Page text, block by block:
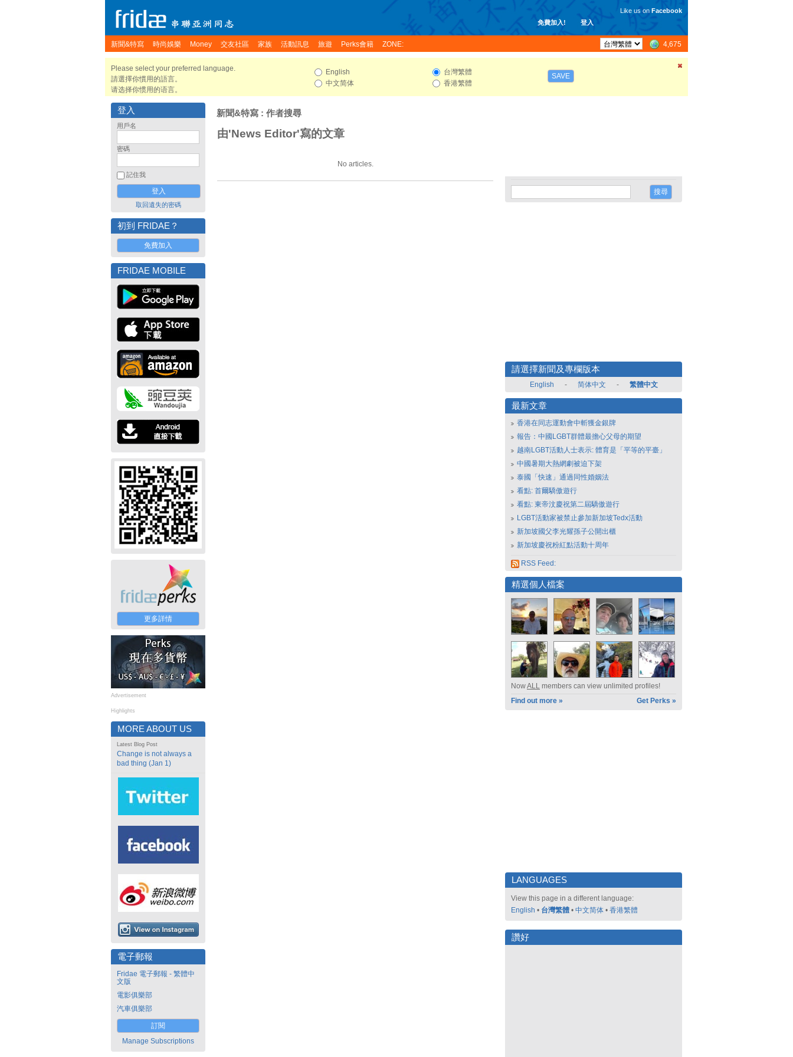
免費加入! 登入
Like us on Facebook
新聞&特寫 時尚娛樂 Money 交友社區 家族 活動訊息 旅遊 Perks會籍 ZONE: 4,675
Please select your preferred language.
請選擇你慣用的語言。
请选择你惯用的语言。
English
中文简体
台灣繁體
香港繁體
SAVE
登入
用戶名
密碼
記住我
取回遺失的密碼
初到 FRIDAE？
免費加入
FRIDAE MOBILE
更多詳情
Advertisement
Highlights
MORE ABOUT US
Latest Blog Post
Change is not always a
bad thing (Jan 1)
電子郵報
Fridae 電子郵報 - 繁體中
文版
電影俱樂部
汽車俱樂部
訂閱
Manage Subscriptions
新聞&特寫 : 作者搜尋
由'News Editor'寫的文章
No articles.
請選擇新聞及專欄版本
English - 简体中文 - 繁體中文
最新文章
香港在同志運動會中斬獲金銀牌
報告：中國LGBT群體最擔心父母的期望
越南LGBT活動人士表示: 體育是「平等的平臺」
中國暑期大熱網劇被迫下架
泰國「快速」通過同性婚姻法
看點: 首爾驕傲遊行
看點: 東帝汶慶祝第二屆驕傲遊行
LGBT活動家被禁止參加新加坡Tedx活動
新加坡國父李光耀孫子公開出櫃
新加坡慶祝粉紅點活動十周年
RSS Feed:
精選個人檔案
NowALL members can view unlimited profiles!
Find out more »
Get Perks »
LANGUAGES
View this page in a different language:
English • 台灣繁體 • 中文简体 • 香港繁體
讚好